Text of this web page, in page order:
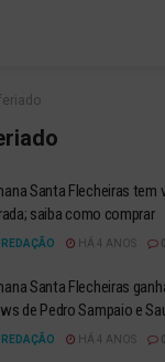
Santa Flecheiras tem
saiba como comprar
REDAÇÃO HÁ 4 ANOS
Santa Flecheiras
de Pedro Sampaio e
REDAÇÃO HÁ 4 ANOS